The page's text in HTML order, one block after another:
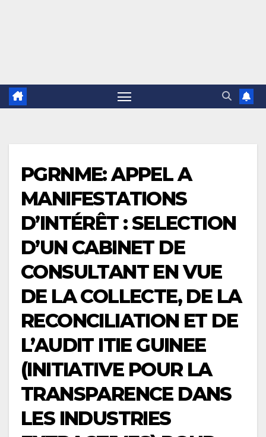
PGRNME: APPEL A
MANIFESTATIONS
D’INTÉRÊT : SELECTION
D’UN CABINET DE
CONSULTANT EN VUE
DE LA COLLECTE, DE LA
RECONCILIATION ET DE
L’AUDIT ITIE GUINEE
(INITIATIVE POUR LA
TRANSPARENCE DANS
LES INDUSTRIES